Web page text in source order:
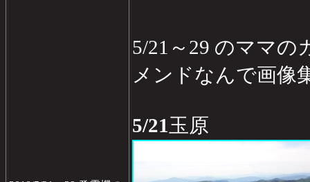
5/21～29 のママの
メンドなんで画像
5/21玉原